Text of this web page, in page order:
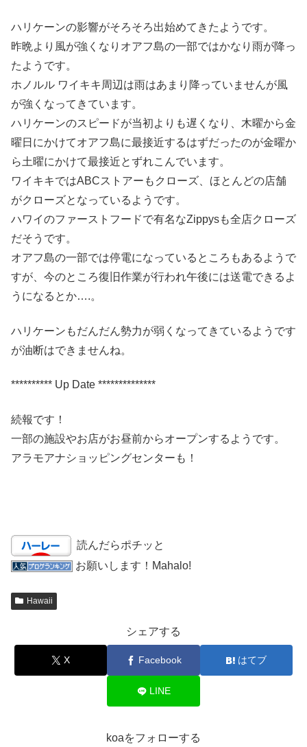
ハリケーンの影響がそろそろ出始めてきたようです。
昨晩より風が強くなりオアフ島の一部ではかなり雨が降っ
たようです。
ホノルル ワイキキ周辺は雨はあまり降っていませんが風
が強くなってきています。
ハリケーンのスピードが当初よりも遅くなり、木曜から金
曜日にかけてオアフ島に最接近するはずだったのが金曜か
ら土曜にかけて最接近とずれこんでいます。
ワイキキではABCストアーもクローズ、ほとんどの店舗
がクローズとなっているようです。
ハワイのファーストフードで有名なZippysも全店クローズ
だそうです。
オアフ島の一部では停電になっているところもあるようで
すが、今のところ復旧作業が行われ午後には送電できるよ
うになるとか….。
ハリケーンもだんだん勢力が弱くなってきているようです
が油断はできませんね。
********** Up Date **************
続報です！
一部の施設やお店がお昼前からオープンするようです。
アラモアナショッピングセンターも！
読んだらポチッと
お願いします！Mahalo!
Hawaii
シェアする
X Facebook はてブ
LINE
koaをフォローする